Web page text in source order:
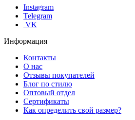
Instagram
Telegram
VK
Информация
Контакты
О нас
Отзывы покупателей
Блог по стилю
Оптовый отдел
Сертификаты
Как определить свой размер?